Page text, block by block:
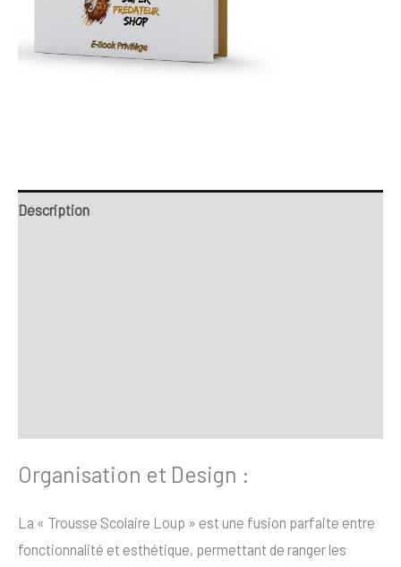
Description
Organisation et Design :
La « Trousse Scolaire Loup » est une fusion parfaite entre
fonctionnalité et esthétique, permettant de ranger les